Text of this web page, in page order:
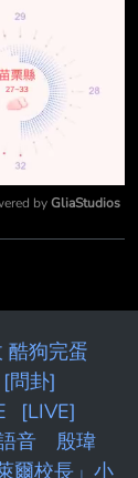
by GliaStudios
酷狗完蛋
[問卦]
[LIVE]
語音 殷瑋
爾校長」小